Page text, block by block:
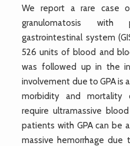
We report a rare case
granulomatosis with
gastrointestinal system
526 units of blood and
was followed up in the
involvement due to GPA is
morbidity and mortality
require ultramassive
patients with GPA can be
massive hemorrhage due